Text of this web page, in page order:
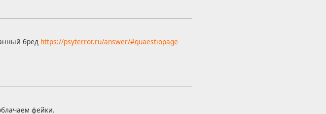
бред https://psyterror.ru/answer/#quaestiopage
фейки.